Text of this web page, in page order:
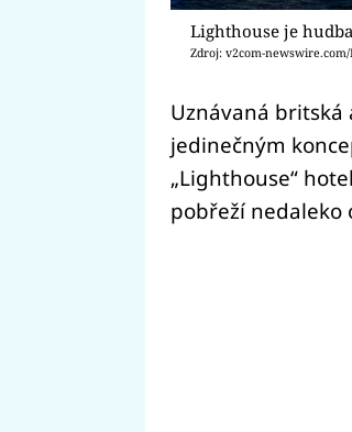
Lighthouse je
Zdroj: v2com-
Uznávaná britská
jedinečným
„Lighthouse“
pobřeží nedaleko